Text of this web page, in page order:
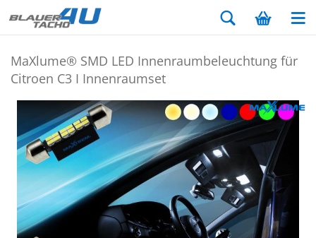
MaXlu­me® SMD LED In­nen­raum­be­leuch­tung für
Ci­tro­en C3 I In­nen­ra­um­set